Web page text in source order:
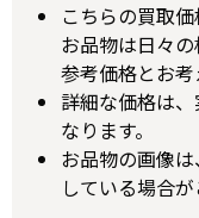
こちらの買取価
お品物は日々の
参考価格とお考
詳細な価格は
なります。
お品物の画像
している場合が